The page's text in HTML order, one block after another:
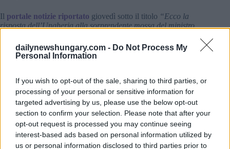
dailynewshungary.com - Do Not Process My
Personal Information
If you wish to opt-out of the sale, sharing to third parties, or
processing of your personal or sensitive information for
targeted advertising by us, please use the below opt-out
section to confirm your selection. Please note that after your
opt-out request is processed you may continue seeing
interest-based ads based on personal information utilized by
us or personal information disclosed to third parties prior to
Il portale notizie riportato giovedì sotto il titolo “Ecco la
risposta dell’Ungheria alla sorprendente mossa del ministro
ha riferito che il Ministero degli Affari Esteri polacco, guidato
da Radoslao Sikorski, sta lanciando un duro attacco
Hanno aggiunto che il portale aveva ottenuto una lettera dal
Ministero degli Affari Esteri polacco, che era indirizzata ai
membri del gruppo parlamentare polacco-ungherese, Secondo
la lettera, il ministero polacco suggerisce di annullare gli
incontri previsti con l’ambasciatore ungherese a Varsavia,
oltre a respingere gli inviti inviati da lui o dall’ambasciata
ungherese, compresi quelli a eventi culturali, ha riferito